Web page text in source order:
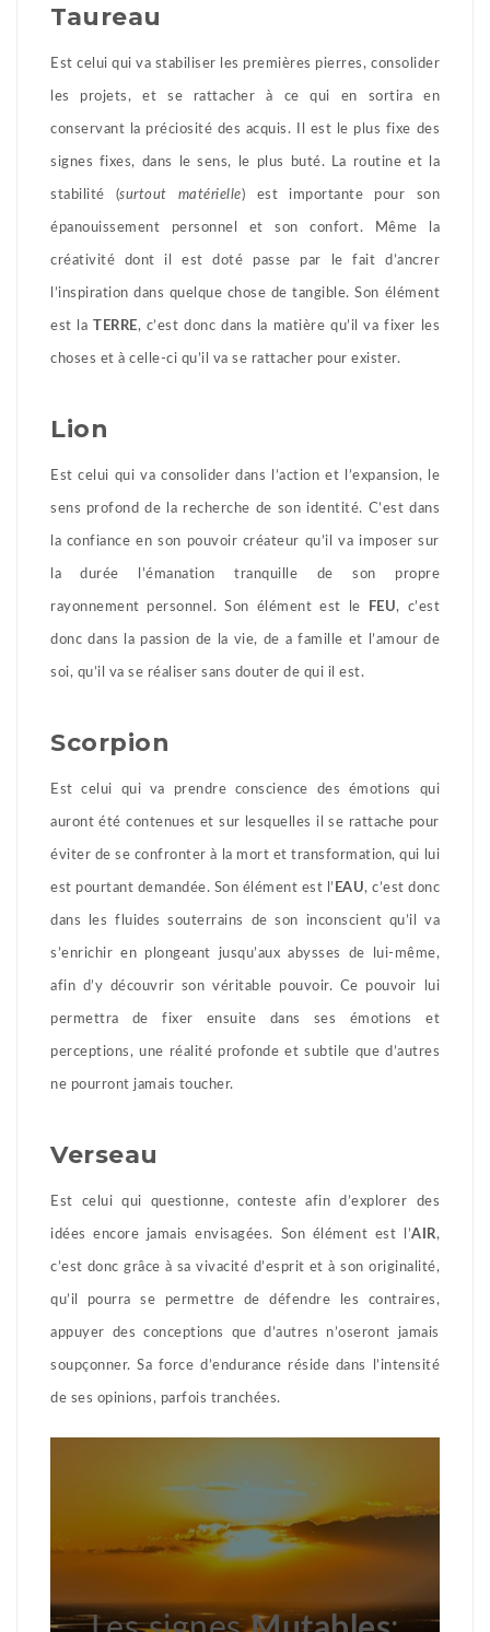
Taureau
Est celui qui va stabiliser les premières pierres, consolider
les projets, et se rattacher à ce qui en sortira en
conservant la préciosité des acquis. Il est le plus fixe des
signes fixes, dans le sens, le plus buté. La routine et la
stabilité (surtout matérielle) est importante pour son
épanouissement personnel et son confort. Même la
créativité dont il est doté passe par le fait d’ancrer
l’inspiration dans quelque chose de tangible. Son élément
est laTERRE, c’est donc dans la matière qu’il va fixer les
choses et à celle-ci qu’il va se rattacher pour exister.
Lion
Est celui qui va consolider dans l’action et l’expansion, le
sens profond de la recherche de son identité. C’est dans
la confiance en son pouvoir créateur qu’il va imposer sur
la durée l’émanation tranquille de son propre
rayonnement personnel. Son élément est le FEU, c’est
donc dans la passion de la vie, de a famille et l’amour de
soi, qu’il va se réaliser sans douter de qui il est.
Scorpion
Est celui qui va prendre conscience des émotions qui
auront été contenues et sur lesquelles il se rattache pour
éviter de se confronter à la mort et transformation, qui lui
est pourtant demandée. Son élément est l’ EAU, c’est donc
dans les fluides souterrains de son inconscient qu’il va
s’enrichir en plongeant jusqu’aux abysses de lui-même,
afin d’y découvrir son véritable pouvoir. Ce pouvoir lui
permettra de fixer ensuite dans ses émotions et
perceptions, une réalité profonde et subtile que d’autres
ne pourront jamais toucher.
Verseau
Est celui qui questionne, conteste afin d’explorer des
idées encore jamais envisagées. Son élément est l’AIR,
c’est donc grâce à sa vivacité d’esprit et à son originalité,
qu’il pourra se permettre de défendre les contraires,
appuyer des conceptions que d’autres n’oseront jamais
soupçonner. Sa force d’endurance réside dans l’intensité
de ses opinions, parfois tranchées.